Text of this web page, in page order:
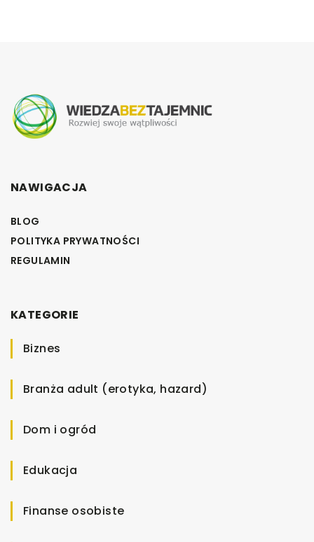
NAWIGACJA
BLOG
POLITYKA PRYWATNOŚCI
REGULAMIN
KATEGORIE
Biznes
Branża adult (erotyka, hazard)
Dom i ogród
Edukacja
Finanse osobiste